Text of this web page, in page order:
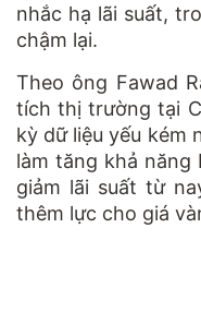
nhắc hạ lãi suất,
chậm lại.
Theo ông Fawad
tích thị trường tại
kỳ dữ liệu yếu kém
làm tăng khả năng
giảm lãi suất từ
thêm lực cho giá